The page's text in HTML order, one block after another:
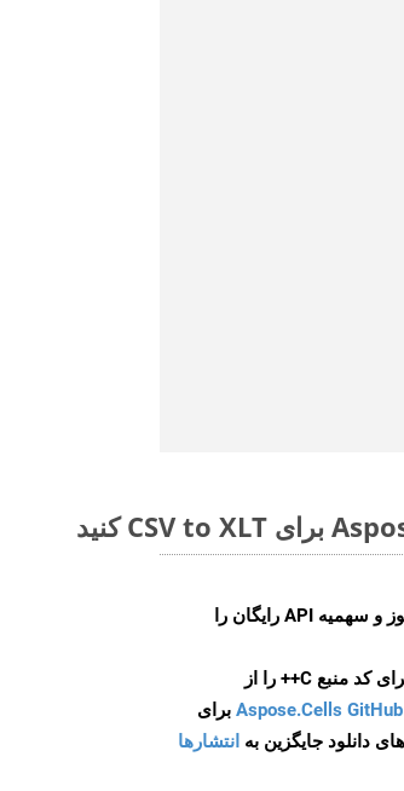
ایجاد کنید تا جزئیات مجوز و سهمیه API رایگان را
Aspose.Cells GitHub برای
انتشارها